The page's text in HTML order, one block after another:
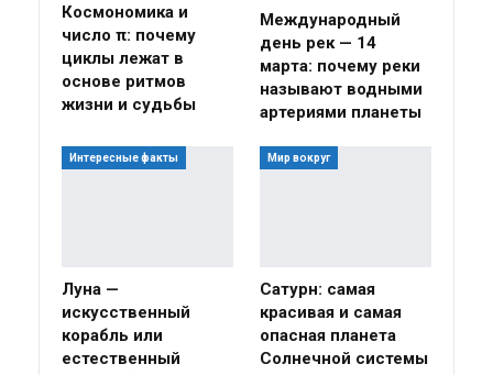
Космономика и
число π: почему
циклы лежат в
основе ритмов
жизни и судьбы
Международный
день рек — 14
марта: почему реки
называют водными
артериями планеты
Интересные факты
Луна —
искусственный
корабль или
естественный
Мир вокруг
Сатурн: самая
красивая и самая
опасная планета
Солнечной системы